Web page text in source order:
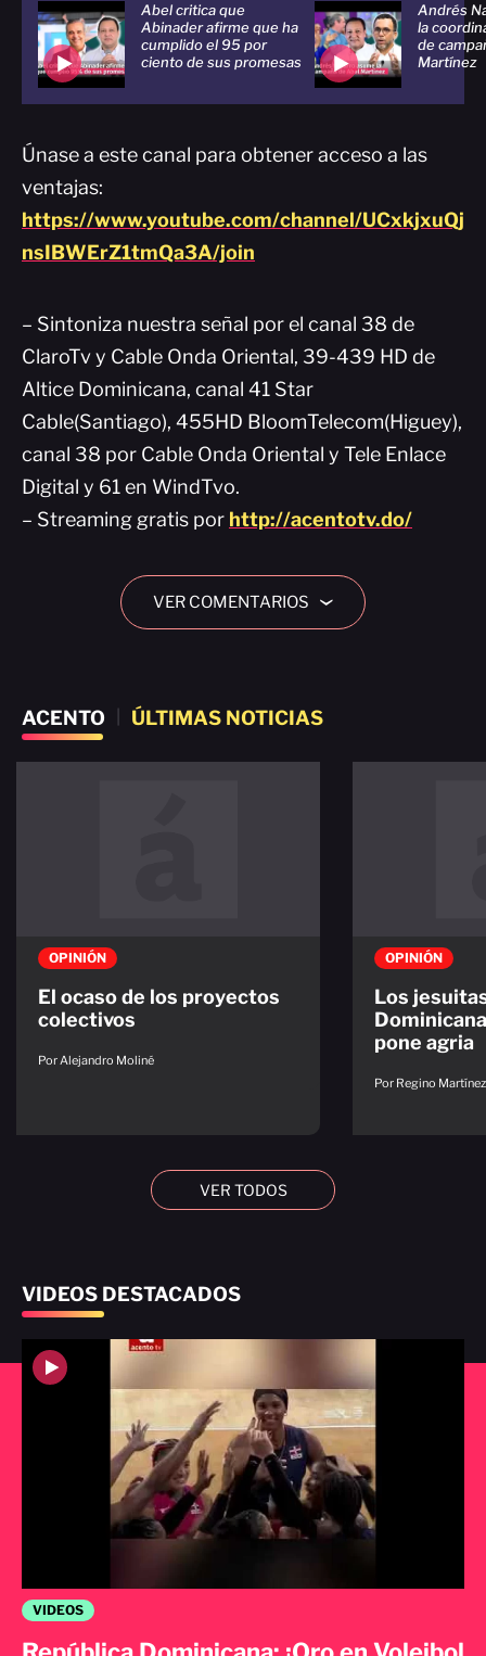
Abel critica que
Abinader afirme que ha
cumplido el 95 por
ciento de sus promesas
Andrés
la
de
Martínez
Únase a este canal para obtener acceso a las
ventajas:
https://www.youtube.com/channel/UCxkjxuQj
nsIBWErZ1tmQa3A/join
– Sintoniza nuestra señal por el canal 38 de
ClaroTv y Cable Onda Oriental, 39-439 HD de
Altice Dominicana, canal 41 Star
Cable(Santiago), 455HD BloomTelecom(Higuey),
canal 38 por Cable Onda Oriental y Tele Enlace
Digital y 61 en WindTvo.
– Streaming gratis por http://acentotv.do/
VER COMENTARIOS ›
ACENTO ÚLTIMAS NOTICIAS
OPINIÓN
El ocaso de los proyectos
colectivos
Por Alejandro Moliné
OPINIÓN
Los
pone agria
Por Regino Martínez
VER TODOS
VIDEOS DESTACADOS
VIDEOS